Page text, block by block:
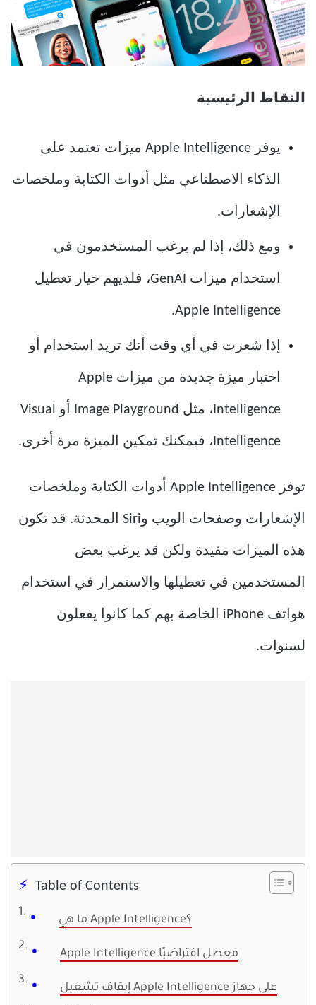
النقاط الرئيسية
يوفر Apple Intelligence ميزات تعتمد على
الذكاء الاصطناعي مثل أدوات الكتابة وملخصات
الإشعارات.
ومع ذلك، إذا لم يرغب المستخدمون في
استخدام ميزات GenAI، فلديهم خيار تعطيل
Apple Intelligence.
إذا شعرت في أي وقت أنك تريد استخدام أو
اختبار ميزة جديدة من ميزات Apple
Intelligence، مثل Image Playground أو Visual
Intelligence، فيمكنك تمكين الميزة مرة أخرى.
توفر Apple Intelligence أدوات الكتابة وملخصات
الإشعارات وصفحات الويب وSiri المحدثة. قد تكون
هذه الميزات مفيدة ولكن قد يرغب بعض
المستخدمين في تعطيلها والاستمرار في استخدام
هواتف iPhone الخاصة بهم كما كانوا يفعلون
لسنوات.
Table of Contents
ما هي Apple Intelligence؟
Apple Intelligence معطل افتراضيًا
إيقاف تشغيل Apple Intelligence على جهاز